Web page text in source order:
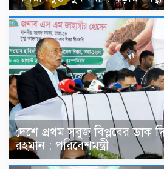
দেশে প্রথম সবুজ বিপ্লবের ডাক
রহমান : পরিবেশমন্ত্রী